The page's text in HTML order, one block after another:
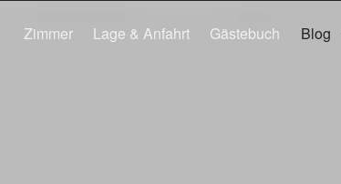
Zimmer Lage & Anfahrt Gästebuch Blog